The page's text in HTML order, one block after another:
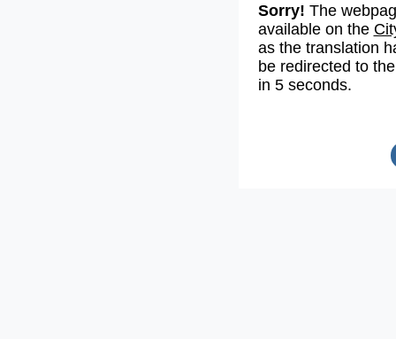
Sorry! The
available on the
as the translation
be redirected to
in 5 seconds.